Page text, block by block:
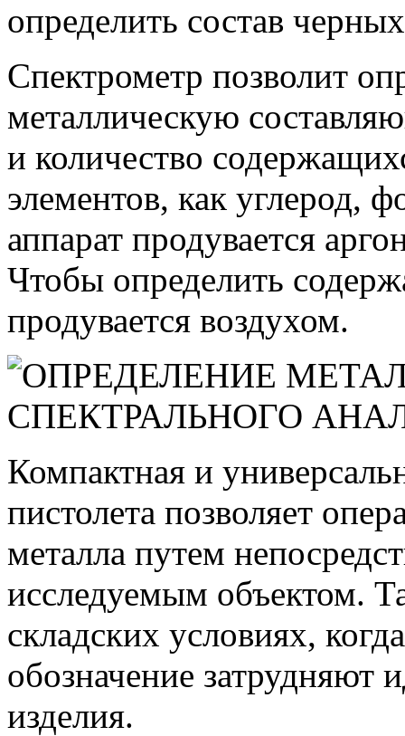
определить состав
Спектрометр позволит
металлическую
и количество
элементов, как углерод,
аппарат продувается
Чтобы определить
продувается воздухом.
Компактная и
пистолета позволяет
металла путем
исследуемым объектом.
складских условиях,
обозначение затрудняют
изделия.